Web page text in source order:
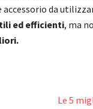
da
ed efficienti, ma